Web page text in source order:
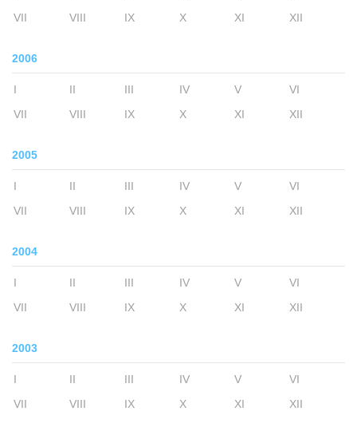
VII
VIII IX X XI XII
2006
I II III IV V
VI
VII
VIII IX X XI XII
2005
I II III IV V
VI
VII
VIII IX X XI XII
2004
I II III IV V
VI
VII
VIII IX X XI XII
2003
I II III IV V
VI
VII
VIII IX X XI XII